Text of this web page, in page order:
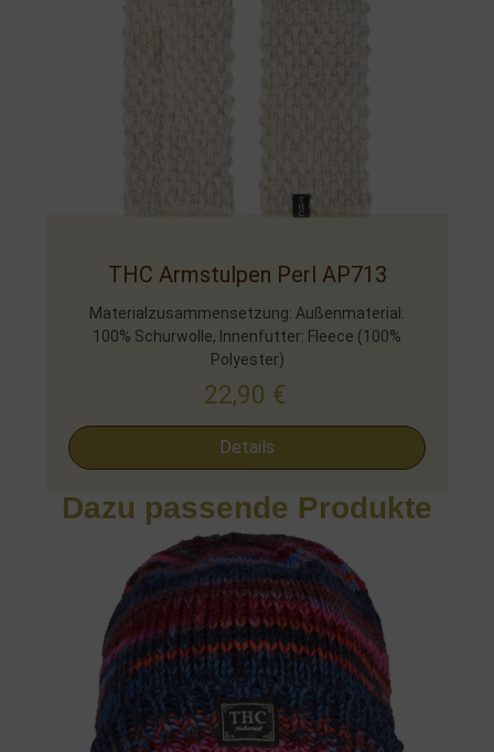
THC Armstulpen Perl AP713
Materialzusammensetzung: Außenmaterial:
100% Schurwolle, Innenfutter: Fleece (100%
Polyester)
22,90 €
Details
Dazu passende Produkte